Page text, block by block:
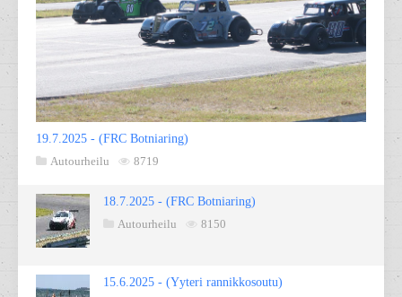
19.7.2025 - (FRC Botniaring)
Autourheilu
8719
18.7.2025 - (FRC Botniaring)
Autourheilu
8150
15.6.2025 - (Yyteri rannikkosoutu)